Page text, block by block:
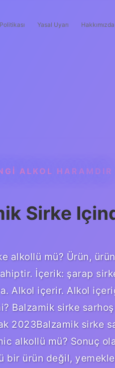
Yasal Uyarı Hakkımızda
ALKOL HARAMDIR
Sirke
alkollü mü? Ürün,
İçerik: şarap
Alkol içerir. Alkol
Balzamik sirke
2023Balzamik sirke
alkollü mü? Sonuç
bir ürün değil,